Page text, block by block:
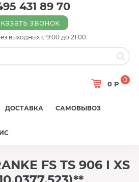
431 89 70
звонок
выходных с 9:00 до 21:00
0 Р
0
ДОСТАВКА САМОВЫВОЗ
FS TS 906 I XS